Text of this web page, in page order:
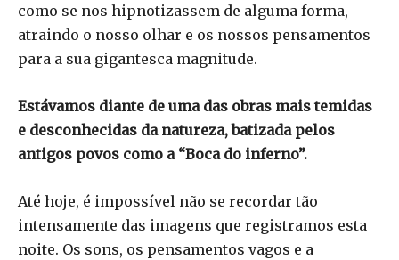
como se nos hipnotizassem de alguma forma,
atraindo o nosso olhar e os nossos pensamentos
para a sua gigantesca magnitude.
Estávamos diante de uma das obras mais temidas
e desconhecidas da natureza, batizada pelos
antigos povos como a “Boca do inferno”.
Até hoje, é impossível não se recordar tão
intensamente das imagens que registramos esta
noite. Os sons, os pensamentos vagos e a